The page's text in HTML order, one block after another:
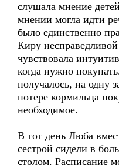
слушала мнение
мнении могла идти
было единственно
Киру
чувствовала
когда нужно
получалось, на одну
потере кормильца
необходимое.
В тот день Люба
сестрой сидели в
столом. Расписание